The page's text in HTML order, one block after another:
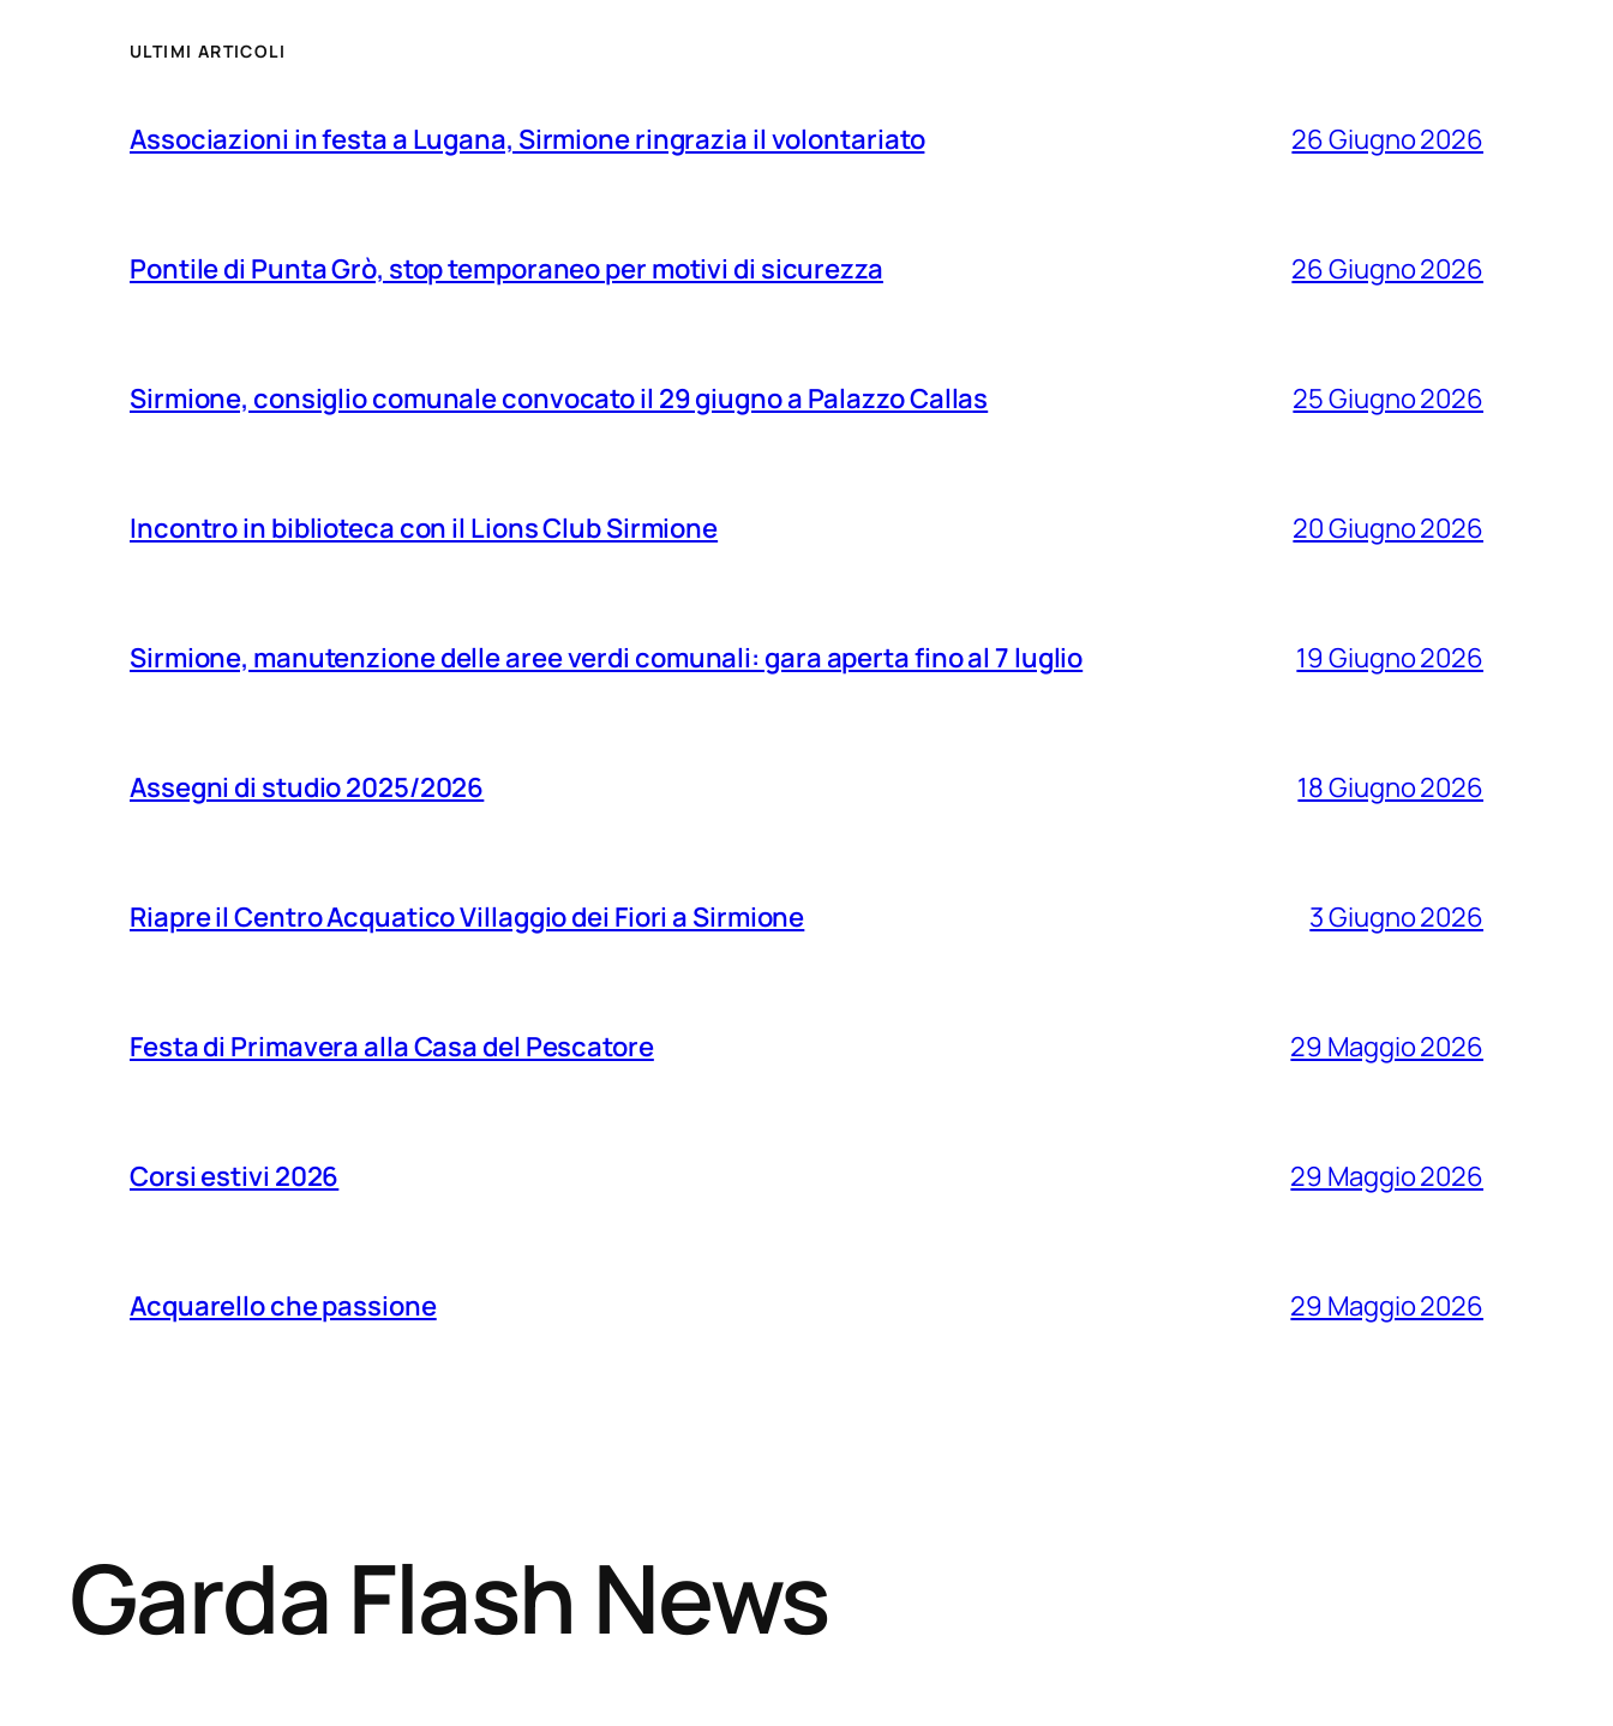
ULTIMI ARTICOLI
Associazioni in festa a Lugana, Sirmione ringrazia il volontariato 26 Giugno 2026
Pontile di Punta Grò, stop temporaneo per motivi di sicurezza 26 Giugno 2026
Sirmione, consiglio comunale convocato il 29 giugno a Palazzo Callas 25 Giugno 2026
Incontro in biblioteca con il Lions Club Sirmione 20 Giugno 2026
Sirmione, manutenzione delle aree verdi comunali: gara aperta fino al 7 luglio 19 Giugno 2026
Assegni di studio 2025/2026 18 Giugno 2026
Riapre il Centro Acquatico Villaggio dei Fiori a Sirmione 3 Giugno 2026
Festa di Primavera alla Casa del Pescatore 29 Maggio 2026
Corsi estivi 2026 29 Maggio 2026
Acquarello che passione 29 Maggio 2026
Garda Flash News